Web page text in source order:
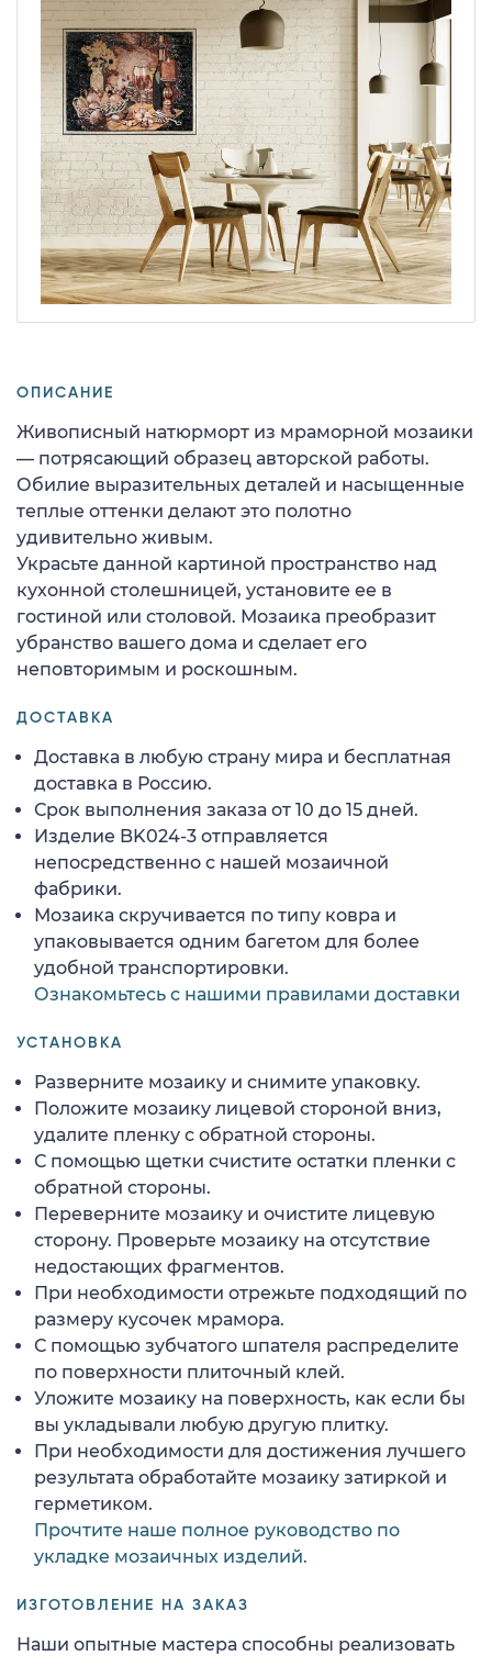
ОПИСАНИЕ
Живописный натюрморт из мраморной мозаики
— потрясающий образец авторской работы.
Обилие выразительных деталей и насыщенные
теплые оттенки делают это полотно
удивительно живым.
Украсьте данной картиной пространство над
кухонной столешницей, установите ее в
гостиной или столовой. Мозаика преобразит
убранство вашего дома и сделает его
неповторимым и роскошным.
ДОСТАВКА
Доставка в любую страну мира и бесплатная
доставка в Россию.
Срок выполнения заказа от 10 до 15 дней.
Изделие BK024-3 отправляется
непосредственно с нашей мозаичной
фабрики.
Мозаика скручивается по типу ковра и
упаковывается одним багетом для более
удобной транспортировки.
Ознакомьтесь с нашими правилами доставки
УСТАНОВКА
Разверните мозаику и снимите упаковку.
Положите мозаику лицевой стороной вниз,
удалите пленку с обратной стороны.
С помощью щетки счистите остатки пленки с
обратной стороны.
Переверните мозаику и очистите лицевую
сторону. Проверьте мозаику на отсутствие
недостающих фрагментов.
При необходимости отрежьте подходящий по
размеру кусочек мрамора.
С помощью зубчатого шпателя распределите
по поверхности плиточный клей.
Уложите мозаику на поверхность, как если бы
вы укладывали любую другую плитку.
При необходимости для достижения лучшего
результата обработайте мозаику затиркой и
герметиком.
Прочтите наше полное руководство по
укладке мозаичных изделий.
ИЗГОТОВЛЕНИЕ НА ЗАКАЗ
Наши опытные мастера способны реализовать